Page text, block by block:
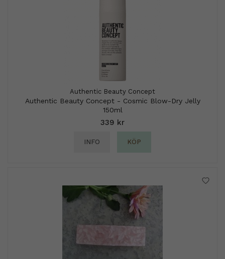
Authentic Beauty Concept
Authentic Beauty Concept - Cosmic Blow-Dry Jelly
150ml
339 kr
INFO KÖP